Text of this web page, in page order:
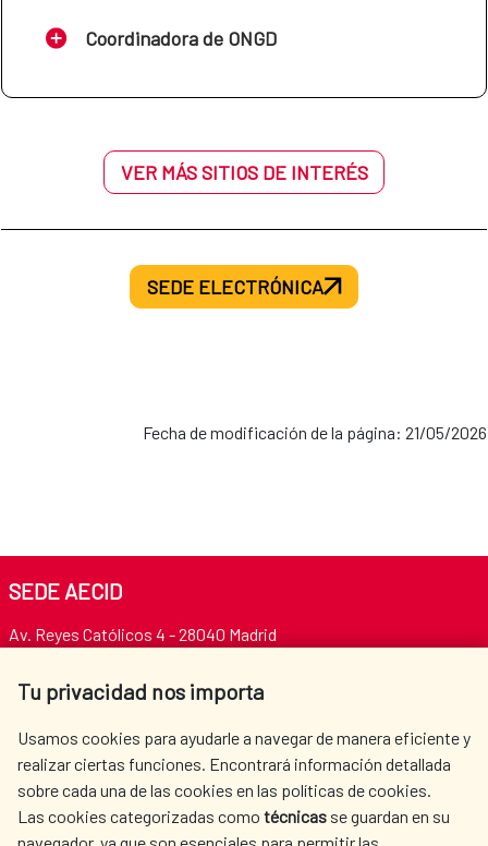
Coordinadora de ONGD
VER MÁS SITIOS DE INTERÉS
SEDE ELECTRÓNICA
Fecha de modificación de la página: 21/05/2026
Tu privacidad nos importa
Usamos cookies para ayudarle a navegar de manera eficiente y
realizar ciertas funciones. Encontrará información detallada
sobre cada una de las cookies en las políticas de cookies.
Las cookies categorizadas como técnicas se guardan en su
SEDE AECID
Av. Reyes Católicos 4 - 28040 Madrid
centro.informacion@aecid.es
LA AECID
DÓNDE COOPERAMOS
ACCIÓN HUMANITARIA
SALA DE PRENSA
CULTURA Y CIENCIA
BIBLIOTECA